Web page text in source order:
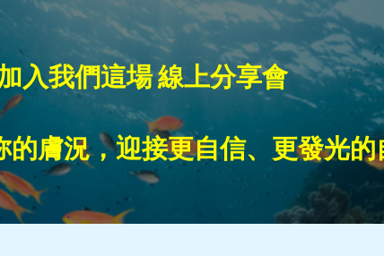
入我們這場 線上分享會
的膚況，迎接更自信、更發光的